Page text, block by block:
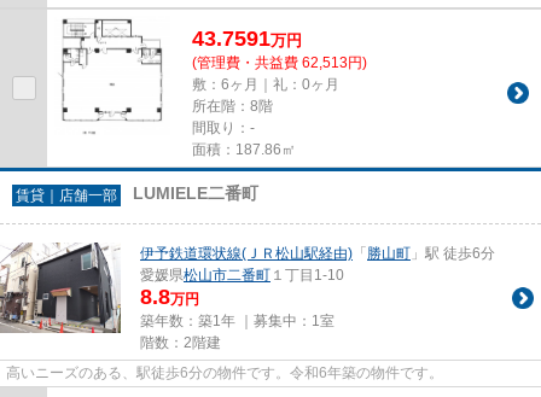
43.7591万円
(管理費・共益費 62,513円)
敷：6ヶ月｜礼：0ヶ月
所在階：8階
間取り：-
面積：187.86㎡
賃貸｜店舗一部 LUMIELE二番町
伊予鉄道環状線(ＪＲ松山駅経由) 「 勝山町 」駅 徒歩6分
愛媛県松山市二番町 １丁目1-10
8.8万円
築年数：築1年 ｜募集中： 1室
階数：2階建
高いニーズのある、駅徒歩6分の物件です。令和6年築の物件です。